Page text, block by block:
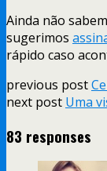
Ainda não
sugerimos
rápido caso
previous post
next post Uma
83 responses